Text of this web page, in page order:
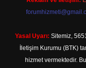
Yasal Uyarı: Sitemiz,
İletişim Kurumu (BTK)
hizmet vermektedir.